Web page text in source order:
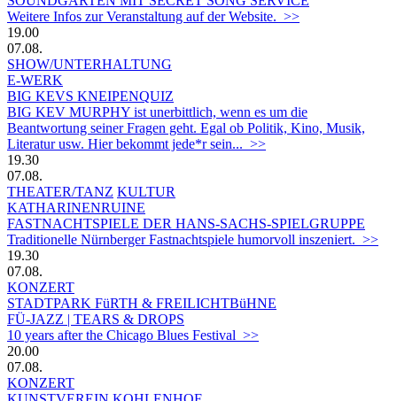
Weitere Infos zur Veranstaltung auf der Website. >>
19.00
07.08.
SHOW/UNTERHALTUNG
E-WERK
BIG KEVS KNEIPENQUIZ
BIG KEV MURPHY ist unerbittlich, wenn es um die
Beantwortung seiner Fragen geht. Egal ob Politik, Kino, Musik,
Literatur usw. Hier bekommt jede*r sein... >>
19.30
07.08.
THEATER/TANZ KULTUR
KATHARINENRUINE
FASTNACHTSPIELE DER HANS-SACHS-SPIELGRUPPE
Traditionelle Nürnberger Fastnachtspiele humorvoll inszeniert. >>
19.30
07.08.
KONZERT
STADTPARK FüRTH & FREILICHTBüHNE
FÜ-JAZZ | TEARS & DROPS
10 years after the Chicago Blues Festival >>
20.00
07.08.
KONZERT